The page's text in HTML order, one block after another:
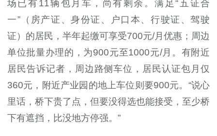
场已有11辆包月车，尚有剩余。满足“五证合
一”（房产证、身份证、户口本、行驶证、驾驶
证）的居民，半年起缴可享受700元/月优惠；周边
单位批量办理的，为900元至1000元/月。有附近
居民告诉记者，周边路侧车位，居民认证包月仅
360元，附近产业园的地上车位则要900元。“说心
里话，桥下贵了点，但要没得选也能接受，至少桥
下有遮挡，比没地方停强。”